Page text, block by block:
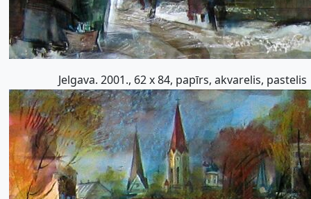
Jelgava. 2001., 62 x 84, papīrs, akvarelis, pastelis